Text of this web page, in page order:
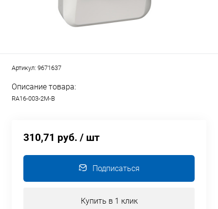
Артикул: 9671637
Описание товара:
RA16-003-2M-B
310,71 руб. / шт
Подписаться
Купить в 1 клик